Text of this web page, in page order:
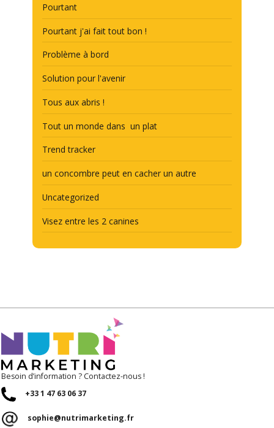
Pourtant
Pourtant j'ai fait tout bon !
Problème à bord
Solution pour l'avenir
Tous aux abris !
Tout un monde dans un plat
Trend tracker
un concombre peut en cacher un autre
Uncategorized
Visez entre les 2 canines
Besoin d’information ? Contactez-nous !
+33 1 47 63 06 37
sophie@nutrimarketing.fr